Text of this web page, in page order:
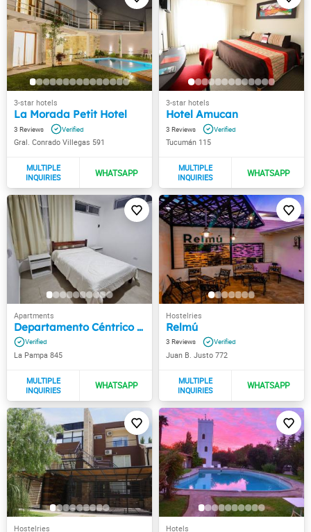
La Morada Petit Hotel
3
Gral. Conrado Villegas 591
Hotel Amucan
3
Tucumán 115
Departamento Céntrico en calle Pampa
La Pampa 845
Relmú
3
Juan B. Justo 772